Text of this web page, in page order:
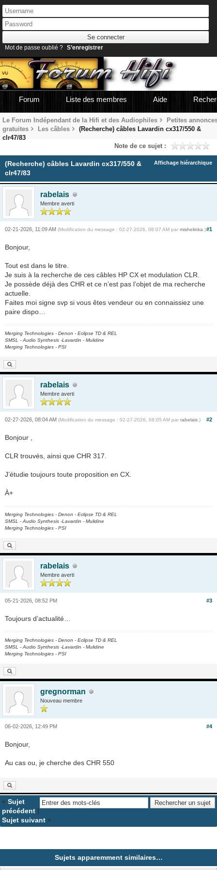
Mot de passe oublié ? S’enregistrer
Forum Liste des membres Aide
Le Forum Indépendant de la Hifi et des Audiophiles
Petites
gratuites
Les câbles
(Recherche) câbles Lavardin cx317/550 &
clr47/83
Note de ce sujet :
Affichage hiérarchique
(Recherche) câbles Lavardin cx317/550 &
clr47/83
rabelais
Membre averti
#1
02-21-2026, 11:09 AM (Modification du message : 02-27-2026, 08:07 AM par mishelinka .)
Bonjour,
Tout est dans le titre.
Je suis à la recherche de ces câbles HP CX et modulation CLR.
Je possède déjà des CHR et ce n’est pas l’objet de ma recherche
actuelle.
Faites moi signe svp si vous êtes vendeur ou en connaissiez une
paire dispo…
Merging Technologies - Denon - Eclipse TD & REL
SMSL - Audio Synthesis -Lavardin - Mulidine
Merging Technologies - PSI
rabelais
Membre averti
#2
02-27-2026, 08:04 AM (Modification du message : 02-27-2026, 08:05 AM par rabelais .)
Bonjour ,
CLR trouvés, ainsi que CHR 317.
J’étudie toujours toute proposition en CX.
À+
Merging Technologies - Denon - Eclipse TD & REL
SMSL - Audio Synthesis -Lavardin - Mulidine
Merging Technologies - PSI
rabelais
Membre averti
#3
05-21-2026, 08:52 PM
Toujours d’actualité…
Merging Technologies - Denon - Eclipse TD & REL
SMSL - Audio Synthesis -Lavardin - Mulidine
Merging Technologies - PSI
gregnorman
Nouveau membre
#4
06-02-2026, 12:49 PM
Bonjour,
Au cas ou, je cherche des CHR 550
« Sujet
précédent |
Sujet suivant »
Sujets apparemment similaires…